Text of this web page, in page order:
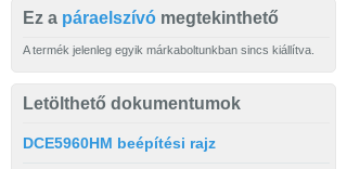
Ez a páraelszívó megtekinthető
A termék jelenleg egyik márkaboltunkban sincs kiállítva.
Letölthető dokumentumok
DCE5960HM beépítési rajz